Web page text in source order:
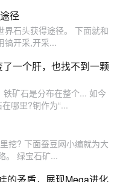
径
界石头获得途径。 下面就和
镐开采,开采...
了一个肝，也找不到一颗
矿石是分布在整个... 如今
哪里?铜作为“...
挖? 下面蚕豆网小编就为大
。 绿宝石矿...